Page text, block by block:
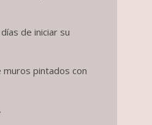
de iniciar su
muros pintados con